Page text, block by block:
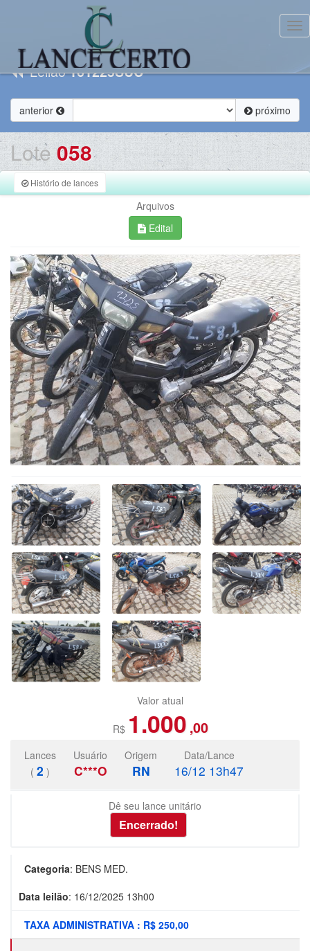
Leilão161225SUC
anterior próximo
Lote 058
Histório de lances
Arquivos
Edital
Valor atual
R$ 1.000 ,00
Lances
( 2 )
Usuário
C***O
Origem
RN
Data/Lance
16/12 13h47
Dê seu lance unitário
Categoria: BENS MED.
Data leilão: 16/12/2025 13h00
TAXA ADMINISTRATIVA : R$ 250,00